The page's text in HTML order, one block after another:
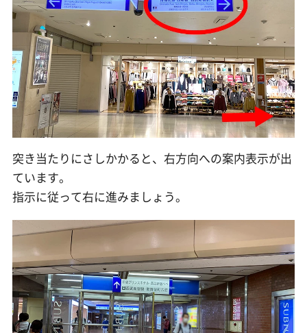
突き当たりにさしかかると、右方向への案内表示が出
ています。
指示に従って右に進みましょう。